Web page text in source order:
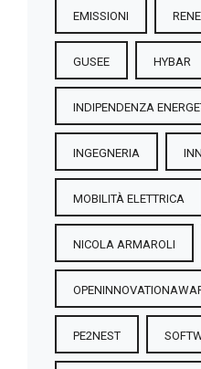
EMISSIONI
GUSEE HYBAR
INDIPENDENZA
INGEGNERIA
MOBILITÀ ELETTRICA
NICOLA ARMAROLI
PE2NEST